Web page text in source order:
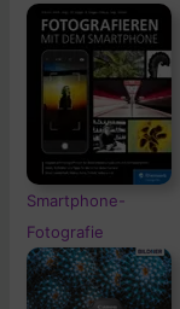
Smartphone-
Fotografie